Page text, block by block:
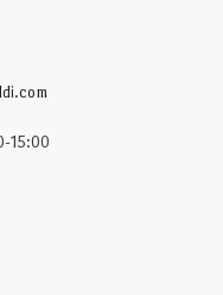
15:00